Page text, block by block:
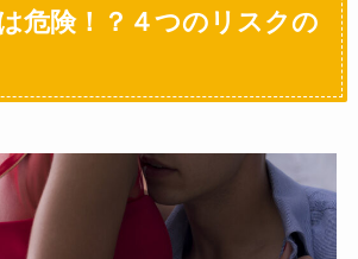
危険！？４つのリスクの